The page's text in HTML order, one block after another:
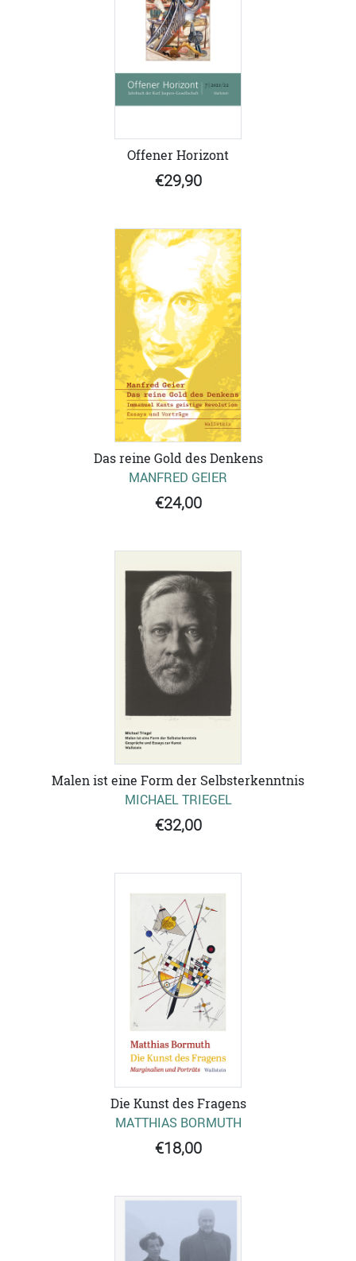
Offener Horizont
€29,90
Das reine Gold des Denkens
MANFRED GEIER
€24,00
Malen ist eine Form der Selbsterkenntnis
MICHAEL TRIEGEL
€32,00
Die Kunst des Fragens
MATTHIAS BORMUTH
€18,00